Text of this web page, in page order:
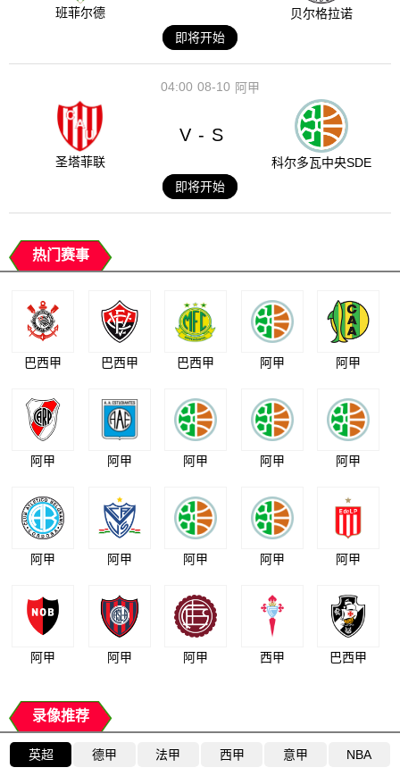
班菲尔德
贝尔格拉诺
即将开始
08-10
04:00 阿甲
圣塔菲联
V - S
科尔多瓦中央SDE
即将开始
热门赛事
巴西甲 巴西甲 巴西甲 阿甲 阿甲
阿甲 阿甲 阿甲 阿甲 阿甲
阿甲 阿甲 阿甲 阿甲 阿甲
阿甲 阿甲 阿甲 西甲 巴西甲
录像推荐
英超 德甲 法甲 西甲 意甲 NBA